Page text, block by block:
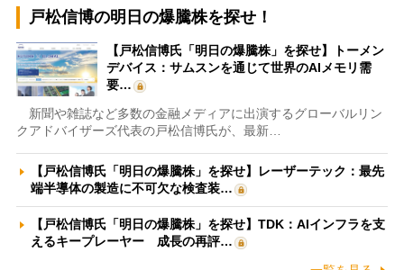
戸松信博の明日の爆騰株を探せ！
【戸松信博氏「明日の爆騰株」を探せ】トーメン
デバイス：サムスンを通じて世界のAIメモリ需
要…
新聞や雑誌など多数の金融メディアに出演するグローバルリン
クアドバイザーズ代表の戸松信博氏が、最新…
【戸松信博氏「明日の爆騰株」を探せ】レーザーテック：最先
端半導体の製造に不可欠な検査装…
【戸松信博氏「明日の爆騰株」を探せ】TDK：AIインフラを支
えるキープレーヤー 成長の再評…